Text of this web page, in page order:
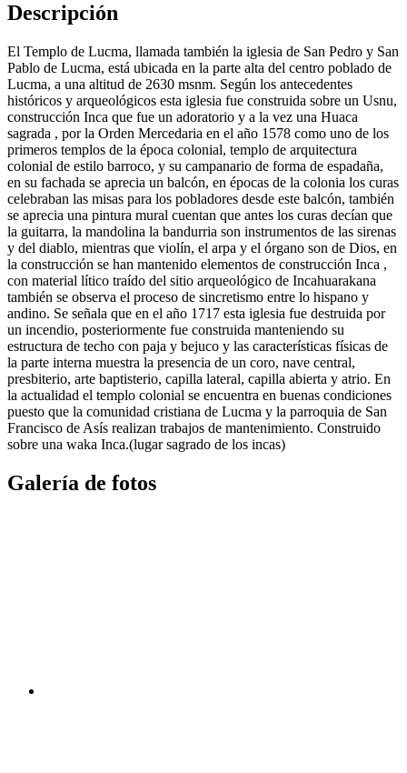
Descripción
El Templo de Lucma, llamada también la iglesia de San Pedro y San
Pablo de Lucma, está ubicada en la parte alta del centro poblado de
Lucma, a una altitud de 2630 msnm. Según los antecedentes
históricos y arqueológicos esta iglesia fue construida sobre un Usnu,
construcción Inca que fue un adoratorio y a la vez una Huaca
sagrada , por la Orden Mercedaria en el año 1578 como uno de los
primeros templos de la época colonial, templo de arquitectura
colonial de estilo barroco, y su campanario de forma de espadaña,
en su fachada se aprecia un balcón, en épocas de la colonia los curas
celebraban las misas para los pobladores desde este balcón, también
se aprecia una pintura mural cuentan que antes los curas decían que
la guitarra, la mandolina la bandurria son instrumentos de las sirenas
y del diablo, mientras que violín, el arpa y el órgano son de Dios, en
la construcción se han mantenido elementos de construcción Inca ,
con material lítico traído del sitio arqueológico de Incahuarakana
también se observa el proceso de sincretismo entre lo hispano y
andino. Se señala que en el año 1717 esta iglesia fue destruida por
un incendio, posteriormente fue construida manteniendo su
estructura de techo con paja y bejuco y las características físicas de
la parte interna muestra la presencia de un coro, nave central,
presbiterio, arte baptisterio, capilla lateral, capilla abierta y atrio. En
la actualidad el templo colonial se encuentra en buenas condiciones
puesto que la comunidad cristiana de Lucma y la parroquia de San
Francisco de Asís realizan trabajos de mantenimiento. Construido
sobre una waka Inca.(lugar sagrado de los incas)
Galería de fotos